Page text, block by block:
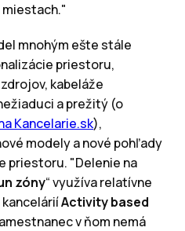
mnohým ešte stále
priestoru,
kabeláže
a prežitý (o
Kancelarie.sk),
modely a nové pohľady
priestoru. "Delenie na
zóny“ využíva relatívne
Activity based
v ňom nemá